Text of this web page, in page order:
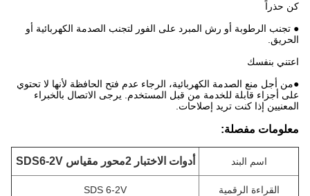
كن حذراً
● تجنب الرطوبة أو رش المبرد على الفور لتجنب الصدمة الكهربائية أو
الحريق.
اعتني بنفسك
●من أجل منع الصدمة الكهربائية، الرجاء عدم فتح الحافظة لأنها لا تحتوي
على أجزاء قابلة للخدمة من قبل المستخدم. يرجى الاتصال بالخبراء
المعنيين إذا كنت تريد إصلاحات.
معلومات مفصلة:
اسم البند أدوات الاختبار 2محور مقياس SDS6-2V
القراءة الرقمية SDS 6-2V